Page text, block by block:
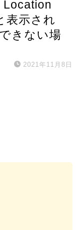
Location
表示され
きない場
2021年11月8日